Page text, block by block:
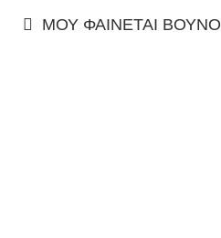
ΜΟΥ ΦΑΙΝΕΤΑΙ ΒΟΥΝΟ